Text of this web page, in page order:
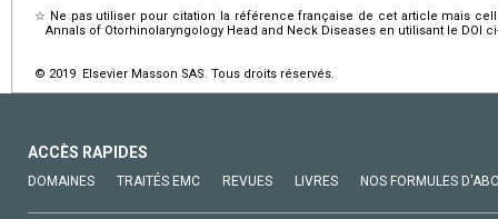
☆ Ne pas utiliser pour citation la référence française de cet article mais
Annals of Otorhinolaryngology Head and Neck Diseases en utilisant le DOI
© 2019 Elsevier Masson SAS. Tous droits réservés.
ACCÈS RAPIDES
DOMAINES TRAITÉS EMC REVUES LIVRES NOS FORMULES